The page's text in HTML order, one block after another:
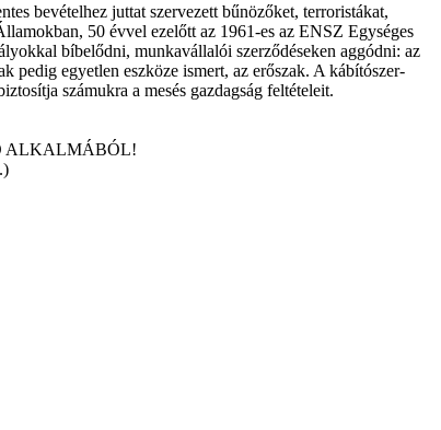
bevételhez juttat szervezett bűnözőket, terroristákat,
50 évvel ezelőtt az 1961-es az ENSZ Egységes
bíbelődni, munkavállalói szerződéseken aggódni: az
pedig egyetlen eszköze ismert, az erőszak. A kábítószer-
számukra a mesés gazdagság feltételeit.
ALKALMÁBÓL!